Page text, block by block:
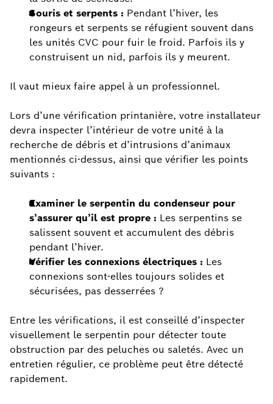
Souris et serpents : Pendant l’hiver, les
rongeurs et serpents se réfugient souvent dans
les unités CVC pour fuir le froid. Parfois ils y
construisent un nid, parfois ils y meurent.
Il vaut mieux faire appel à un professionnel.
Lors d’une vérification printanière, votre installateur
devra inspecter l’intérieur de votre unité à la
recherche de débris et d’intrusions d’animaux
mentionnés ci-dessus, ainsi que vérifier les points
suivants :
Examiner le serpentin du condenseur pour
s’assurer qu’il est propre : Les serpentins se
salissent souvent et accumulent des débris
pendant l’hiver.
Vérifier les connexions électriques : Les
connexions sont-elles toujours solides et
sécurisées, pas desserrées ?
Entre les vérifications, il est conseillé d’inspecter
visuellement le serpentin pour détecter toute
obstruction par des peluches ou saletés. Avec un
entretien régulier, ce problème peut être détecté
rapidement.